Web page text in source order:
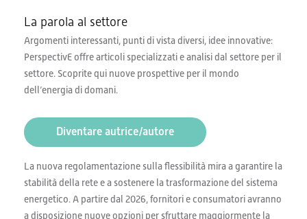
La parola al settore
Argomenti interessanti, punti di vista diversi, idee innovative:
PerspectivE offre articoli specializzati e analisi dal settore per il
settore. Scoprite qui nuove prospettive per il mondo
dell’energia di domani.
Diventare autrice/autore
La nuova regolamentazione sulla flessibilità mira a garantire la
stabilità della rete e a sostenere la trasformazione del sistema
energetico. A partire dal 2026, fornitori e consumatori avranno
a disposizione nuove opzioni per sfruttare maggiormente la